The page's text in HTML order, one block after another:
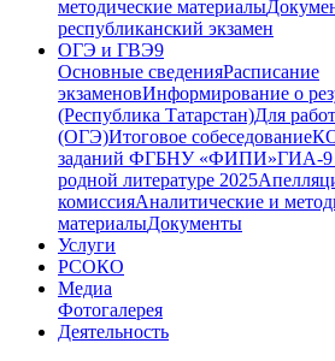
методические материалы
республиканский экзамен
ОГЭ и ГВЭ9
Основные сведенияРасписание
экзаменовИнформирование о
(Республика Татарстан)Для
(ОГЭ)Итоговое собеседование
заданий ФГБНУ «ФИПИ»ГИА-9
родной литературе 2025
комиссияАналитические и
материалыДокументы
Услуги
РСОКО
Медиа
Фотогалерея
Деятельность